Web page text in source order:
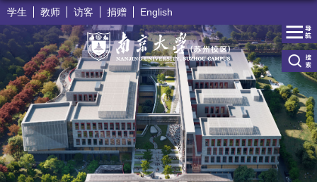
学生 教师 访客 捐赠 English